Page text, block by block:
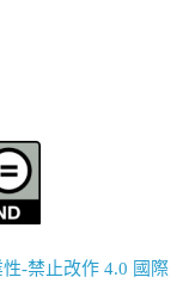
-禁止改作 4.0 國際